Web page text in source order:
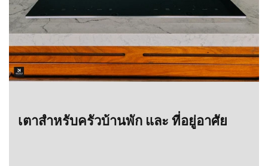
เตาสำหรับครัวบ้านพัก และ ที่อยู่อาศัย